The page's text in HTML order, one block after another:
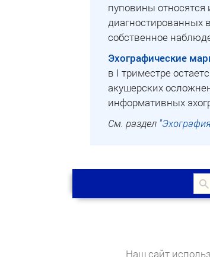
пуповины относятся
диагностированных
собственное
Эхографические
в I триместре
акушерских
информативных
См. раздел
Наш сайт